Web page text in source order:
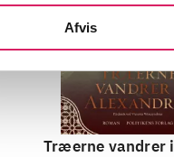
Afvis
Træerne vandrer i